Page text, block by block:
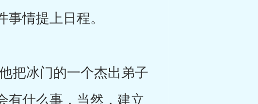
情提上日程。
冰门的一个杰出弟子
有什么事，当然，建立